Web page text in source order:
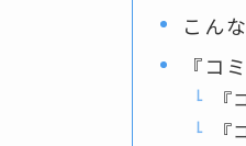
こん
『コ